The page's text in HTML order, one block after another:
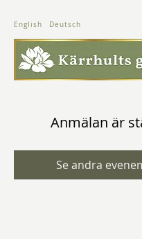
English Deutsch
Anmälan är
Se andra